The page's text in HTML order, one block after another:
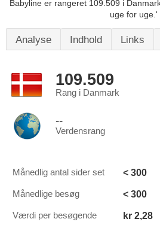
Babyline er rangeret 109.509 i
uge for uge.'
Analyse Indhold Links
109.509
Rang i Danmark
--
Verdensrang
Månedlig antal sider set < 300
Månedlige besøg < 300
Værdi per besøgende kr 2,28